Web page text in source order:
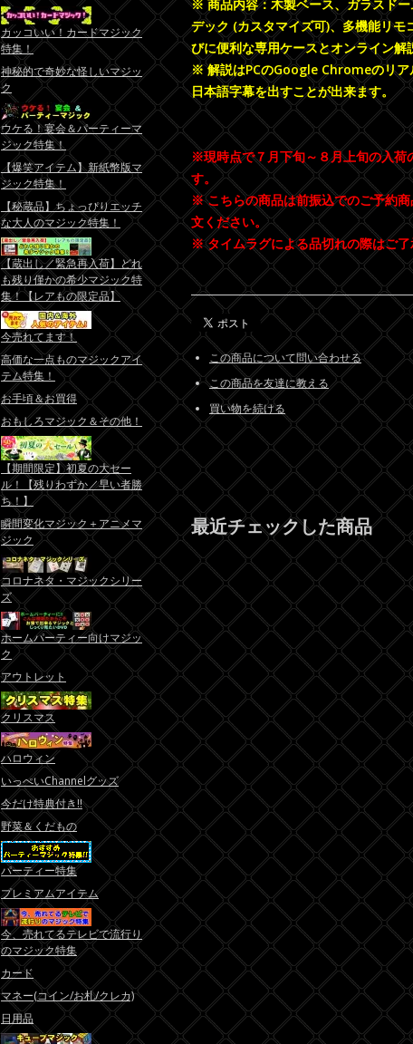
※ 商品内容：木製ベース、ガラスド
デック (カスタマイズ可)、多機能リモ
びに便利な専用ケースとオンライン解
※ 解説はPCのGoogle Chromeのリア
日本語字幕を出すことが出来ます。
※現時点で７月下旬～８月上旬の入荷
す。
※ こちらの商品は前振込でのご予約
文ください。
※ タイムラグによる品切れの際はご了
この商品について問い合わせる
この商品を友達に教える
買い物を続ける
最近チェックした商品
カッコいい！カードマジック
特集！
神秘的で奇妙な怪しいマジッ
ク
ウケる！宴会＆パーティーマ
ジック特集！
【爆笑アイテム】新紙幣版マ
ジック特集！
【秘蔵品】ちょっぴりエッチ
な大人のマジック特集！
【蔵出し／緊急再入荷】どれ
も残り僅かの希少マジック特
集！【レアもの限定品】
今売れてます！
高価な一点ものマジックアイ
テム特集！
お手頃＆お買得
おもしろマジック＆その他！
【期間限定】初夏の大セー
ル！【残りわずか／早い者勝
ち！】
瞬間変化マジック＋アニメマ
ジック
コロナネタ・マジックシリー
ズ
ホームパーティー向けマジッ
ク
アウトレット
クリスマス
ハロウィン
いっぺいChannelグッズ
今だけ特典付き!!
野菜＆くだもの
パーティー特集
プレミアムアイテム
今、売れてるテレビで流行り
のマジック特集
カード
マネー(コイン/お札/クレカ)
日用品